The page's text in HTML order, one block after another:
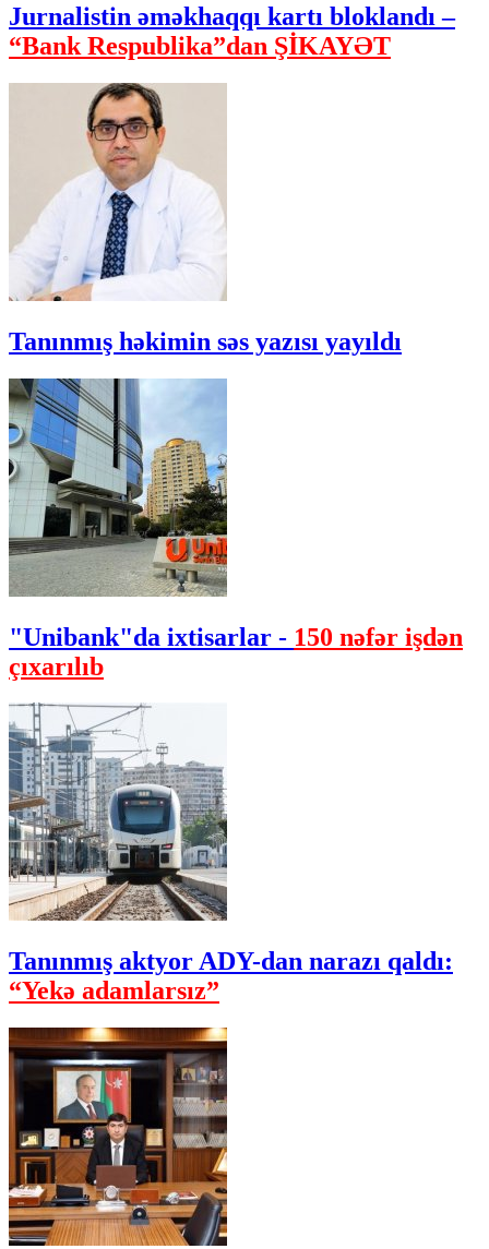
Jurnalistin əməkhaqqı kartı bloklandı –
“Bank Respublika”dan ŞİKAYƏT
Tanınmış həkimin səs yazısı yayıldı
"Unibank"da ixtisarlar - 150 nəfər işdən
çıxarılıb
Tanınmış aktyor ADY-dan narazı qaldı:
“Yekə adamlarsız”